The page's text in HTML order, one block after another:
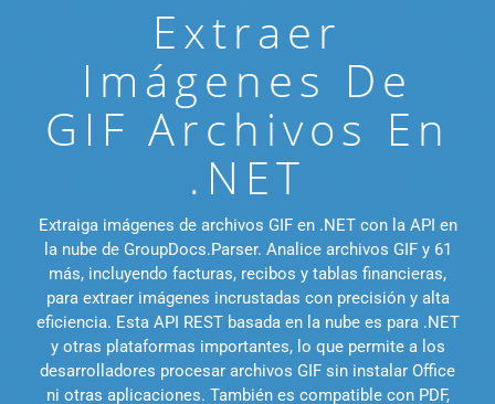
Extraer
Imágenes De
GIF Archivos En
.NET
Extraiga imágenes de archivos GIF en .NET con la API en
la nube de GroupDocs.Parser. Analice archivos GIF y 61
más, incluyendo facturas, recibos y tablas financieras,
para extraer imágenes incrustadas con precisión y alta
eficiencia. Esta API REST basada en la nube es para .NET
y otras plataformas importantes, lo que permite a los
desarrolladores procesar archivos GIF sin instalar Office
ni otras aplicaciones. También es compatible con PDF,